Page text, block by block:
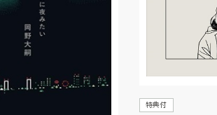
特典付